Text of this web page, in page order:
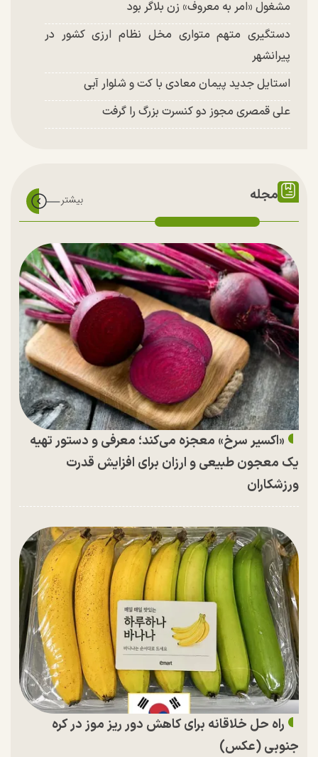
مشغول «امر به معروف» زن بلاگر بود
دستگیری متهم متواری مخل نظام ارزی کشور در
پیرانشهر
استایل جدید پیمان معادی با کت و شلوار آبی
علی قمصری مجوز دو کنسرت بزرگ را گرفت
مجله
«اکسیر سرخ» معجزه می‌کند؛ معرفی و دستور تهیه
یک معجون طبیعی و ارزان برای افزایش قدرت
ورزشکاران
راه حل خلاقانه برای کاهش دور ریز موز در کره
جنوبی (عکس)